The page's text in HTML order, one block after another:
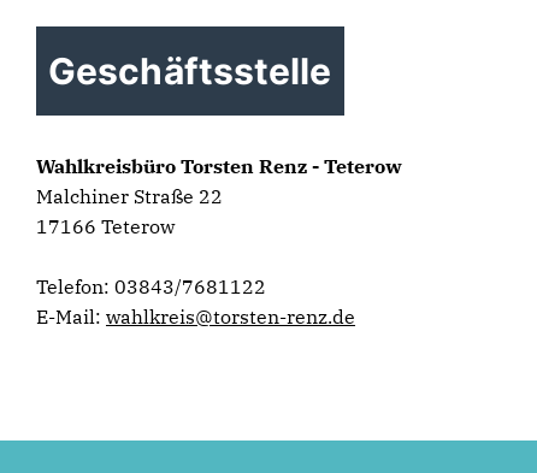
Geschäftsstelle
Wahlkreisbüro Torsten Renz - Teterow
Malchiner Straße 22
17166 Teterow
Telefon: 03843/7681122
E-Mail: wahlkreis@torsten-renz.de